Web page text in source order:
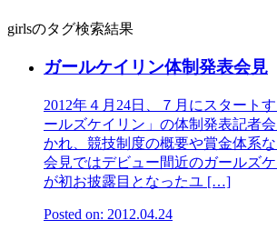
girlsのタグ検索結果
ガールケイリン体制発表会見
2012年４月24日、７月にスタート
ールズケイリン」の体制発表記者
かれ、競技制度の概要や賞金体系な
会見ではデビュー間近のガールズ
が初お披露目となったユ […]
Posted on: 2012.04.24